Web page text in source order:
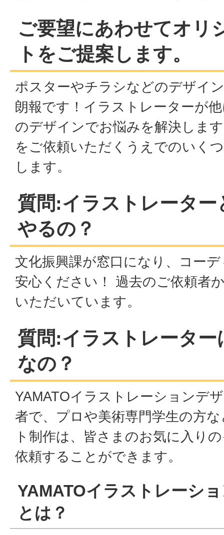
ご要望にあわせてオリ
トをご提案します。
ポスターやチラシなどのデザイ
朗報です！イラストレーターが
のデザインでお悩みを解決しま
をご依頼いただくうえでのいく
します。
質問:イラストレーター
やるの？
文化振興課が窓口になり、コー
安心ください！ 過去のご依頼者
いただいています。
質問:イラストレータ
なの？
YAMATOイラストレーションデ
者で、プロや美術専門学生の方
ト制作は、皆さまのお気に入り
依頼することができます。
YAMATOイラストレーシ
とは？